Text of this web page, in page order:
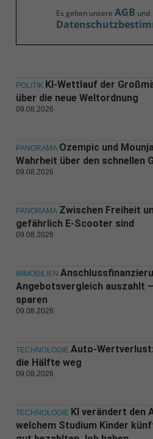
Es gelten unsere AGB und
POLITIK KI-Wettlauf der
über die neue Weltordnung
09.08.2026
PANORAMA Ozempic und
Wahrheit über den schnellen
09.08.2026
PANORAMA Zwischen Freiheit
gefährlich E-Scooter sind
09.08.2026
IMMOBILIEN
Angebotsvergleich auszahlt
sparen
09.08.2026
TECHNOLOGIE Auto-
die Hälfte weg
09.08.2026
TECHNOLOGIE KI verändert den
welchem Studium Kinder